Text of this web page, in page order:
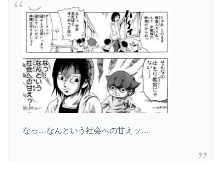
なっ…なんという社会への甘えッ…